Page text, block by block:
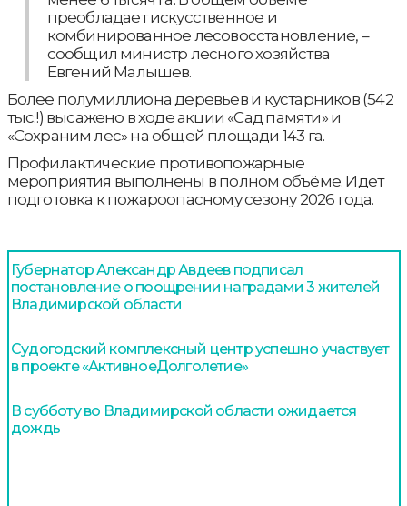
преобладает искусственное и
комбинированное лесовосстановление, –
сообщил министр лесного хозяйства
Евгений Малышев.
Более полумиллиона деревьев и кустарников (542
тыс.!) высажено в ходе акции «Сад памяти» и
«Сохраним лес» на общей площади 143 га.
Профилактические противопожарные
мероприятия выполнены в полном объёме. Идет
подготовка к пожароопасному сезону 2026 года.
Губернатор Александр Авдеев подписал
постановление о поощрении наградами 3 жителей
Владимирской области
Судогодский комплексный центр успешно участвует
в проекте «АктивноеДолголетие»
В субботу во Владимирской области ожидается
дождь